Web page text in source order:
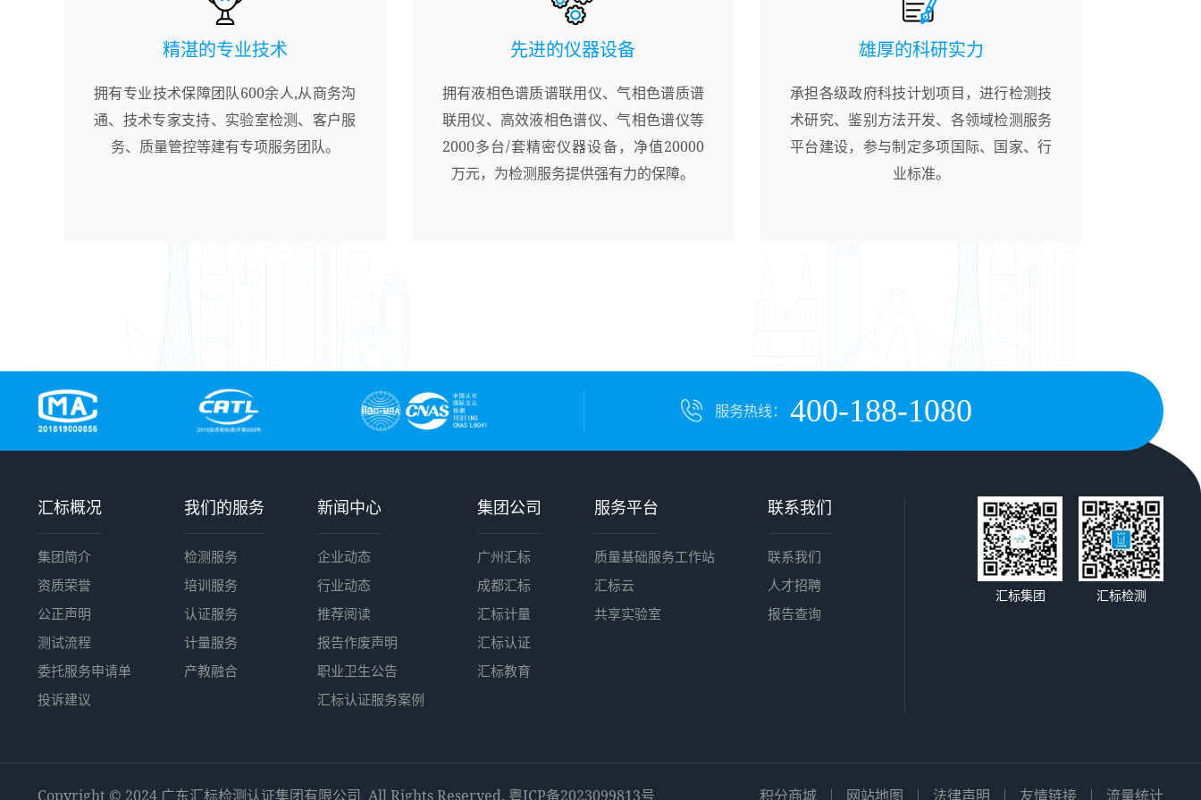
精湛的专业技术
拥有专业技术保障团队600余人,从商务沟
通、技术专家支持、实验室检测、客户服
务、质量管控等建有专项服务团队。
先进的仪器设备
拥有液相色谱质谱联用仪、气相色谱质谱
联用仪、高效液相色谱仪、气相色谱仪等
2000多台/套精密仪器设备，净值20000
万元，为检测服务提供强有力的保障。
雄厚的科研实力
承担各级政府科技计划项目，进行检测技
术研究、鉴别方法开发、各领域检测服务
平台建设，参与制定多项国际、国家、行
业标准。
服务热线： 400-188-1080
汇标概况
集团简介
资质荣誉
公正声明
测试流程
委托服务申请单
投诉建议
我们的服务
检测服务
培训服务
认证服务
计量服务
产教融合
新闻中心
企业动态
行业动态
推荐阅读
报告作废声明
职业卫生公告
汇标认证服务案例
集团公司
广州汇标
成都汇标
汇标计量
汇标认证
汇标教育
服务平台
质量基础服务工作站
汇标云
共享实验室
联系我们
联系我们
人才招聘
报告查询
汇标集团 汇标检测
Copyright © 2024 广东汇标检测认证集团有限公司 All Rights Reserved. 粤ICP备2023099813号 积分商城 网站地图 法律声明 友情链接 流量统计